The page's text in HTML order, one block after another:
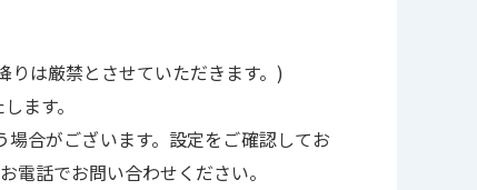
は厳禁とさせていただきます。)
ます。
合がございます。設定をご確認してお
話でお問い合わせください。